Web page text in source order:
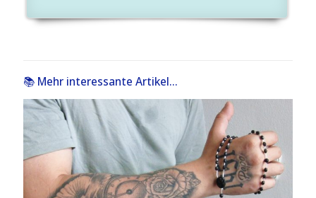
📚 Mehr interessante Artikel...